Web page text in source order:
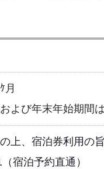
月
よび年末年始期間
上、宿泊券利用の
宿泊予約直通）